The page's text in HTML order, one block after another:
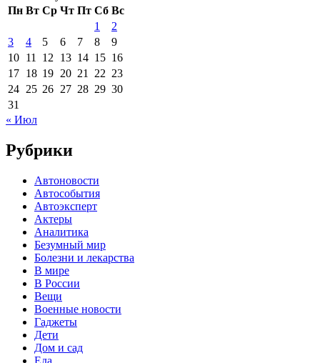
Пн Вт Ср Чт Пт Сб Вс
1
2
3
4 5 6 7 8
9
10 11 12 13 14 15 16
17 18 19 20 21 22 23
24 25 26 27 28 29 30
31
« Июл
Рубрики
Автоновости
Автособытия
Автоэксперт
Актеры
Аналитика
Безумный мир
Болезни и лекарства
В мире
В России
Вещи
Военные новости
Гаджеты
Дети
Дом и сад
Еда